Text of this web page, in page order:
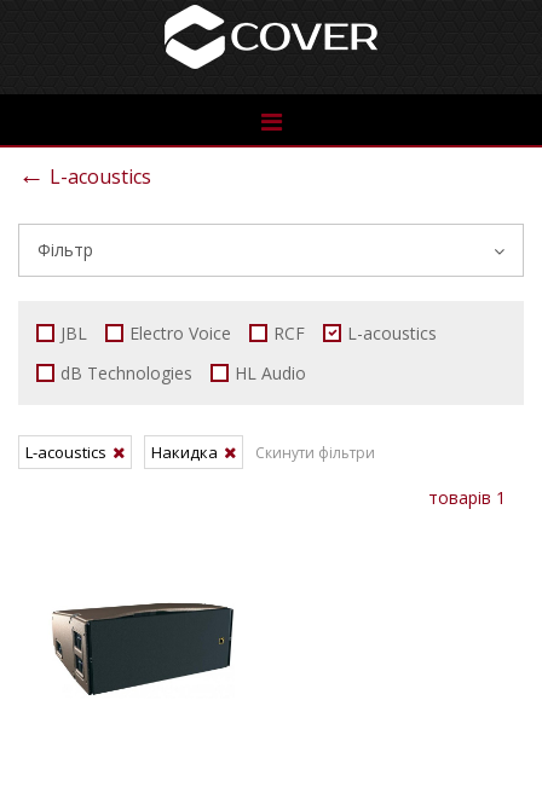
See
← L-acoustics
Фільтр
JBL Electro Voice RCF
L-acoustics
dB Technologies
HL Audio
L-acoustics Накидка Скинути фільтри
товарів 1